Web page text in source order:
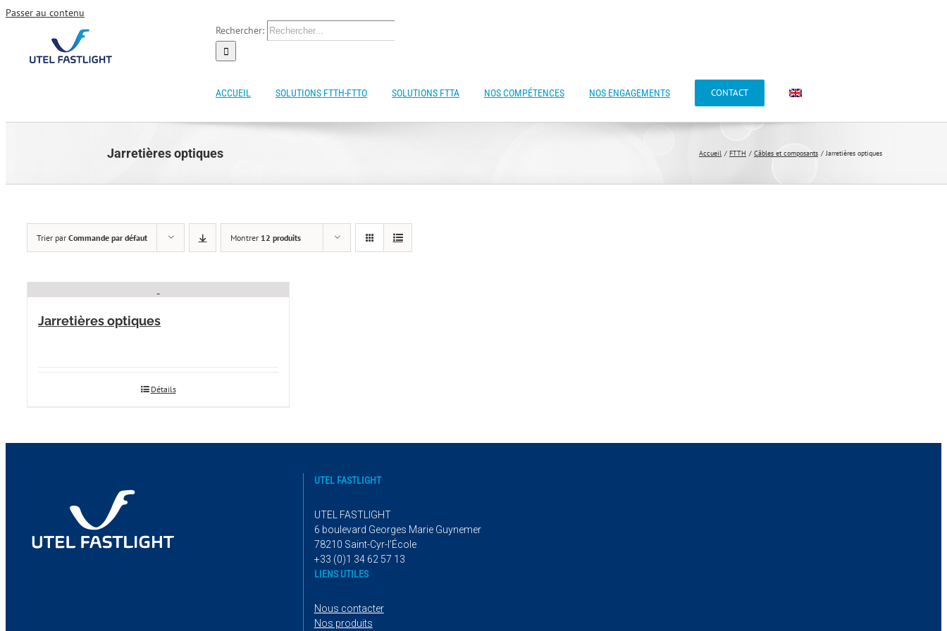
Passer au contenu
Rechercher:
ACCUEIL SOLUTIONS FTTH-FTTO SOLUTIONS FTTA NOS COMPÉTENCES NOS ENGAGEMENTS CONTACT
Jarretières optiques Accueil FTTH Câbles et composants Jarretières optiques
Trier par Commande par défaut Montrer 12 produits
Jarretières optiques
Détails
UTEL FASTLIGHT
UTEL FASTLIGHT
6 boulevard Georges Marie Guynemer
78210 Saint-Cyr-l’École
+33 (0)1 34 62 57 13
LIENS UTILES
Nous contacter
Nos produits